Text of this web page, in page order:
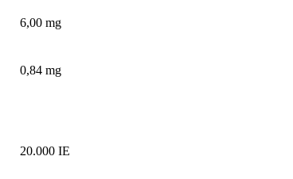
6,00 mg
0,84 mg
20.000 IE